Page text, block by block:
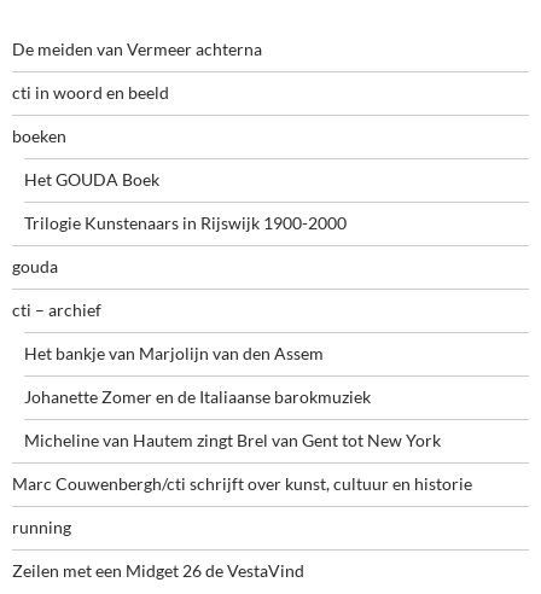
De meiden van Vermeer achterna
cti in woord en beeld
boeken
Het GOUDA Boek
Trilogie Kunstenaars in Rijswijk 1900-2000
gouda
cti – archief
Het bankje van Marjolijn van den Assem
Johanette Zomer en de Italiaanse barokmuziek
Micheline van Hautem zingt Brel van Gent tot New York
Marc Couwenbergh/cti schrijft over kunst, cultuur en historie
running
Zeilen met een Midget 26 de VestaVind